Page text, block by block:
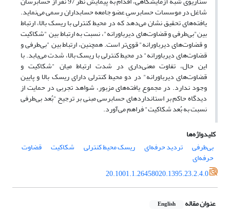
شاغل در موسسات حسابرسیِ عضو جامعه حسابداران رسمی می‌نماید.
یافته‌های تحقیق نشان می‌دهد که در محیط کنترلی با ریسک بالا، ارتباط
بین"بی‌طرفی و قضاوت‌های دیرباورانه"، نسبت به ارتباط بین "شکاکیت
و قضاوت‌های دیرباورانه" قوی‌تر است. همچنین، ارتباط بین "بی‌طرفی و
قضاوت‌های دیرباورانه" در محیط کنترلی با ریسک بالا، شدت می‌یابد. با
این حال، تفاوت معنی‌داری در شدت ارتباط میان "شکاکیت و
قضاوت‌های دیرباورانه" در دو محیط کنترلی دارای ریسک بالا و پایین
وجود ندارد. در مجموع یافته‌های مزبور، شواهد تجربی در حمایت از
دیدگاه حاکم بر استانداردهای حسابرسی مبنی بر ترجیح "بُعد بی‌طرفی
نسبت به بُعد شکاکیت" فراهم می‌آورد.
کلیدواژه‌ها
بی‌طرفی
تردید حرفه‌ای ریسک محیط کنترلی شکاکیت قضاوت
حرفه‌ای
20.1001.1.26458020.1395.23.2.4.0
عنوان مقاله English